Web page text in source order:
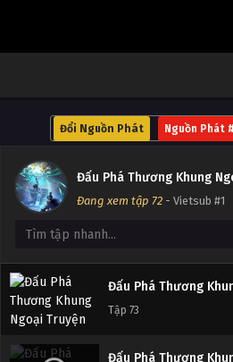
Đổi Nguồn Phát Nguồn Phát
Đấu Phá Thương Khung
Đang xem tập 72 - Vietsub #1
Đấu Phá Thương
Đấu Phá Thương
Tập 74
Đấu Phá Thương
Tập 73
Đấu Phá Thương